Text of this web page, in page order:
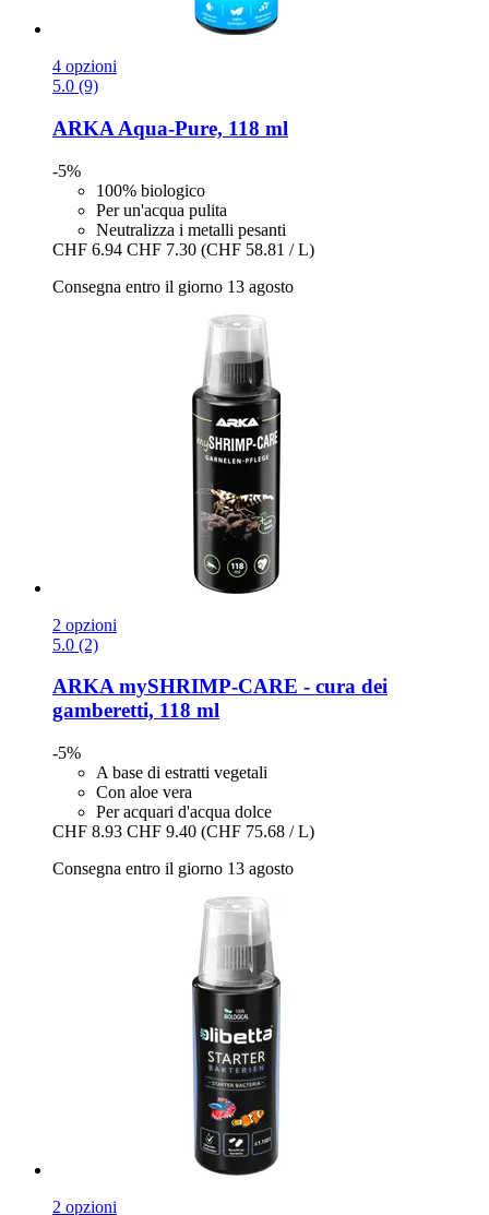
4 opzioni
5.0 (9)
ARKA Aqua-​Pure, 118 ml
-5%
100% biologico
Per un'acqua pulita
Neutralizza i metalli pesanti
CHF 6.94 CHF 7.30 (CHF 58.81 / L)
Consegna entro il giorno 13 agosto
2 opzioni
5.0 (2)
ARKAmySHRIMP-​CARE -​ cura dei
gamberetti, 118 ml
-5%
A base di estratti vegetali
Con aloe vera
Per acquari d'acqua dolce
CHF 8.93 CHF 9.40 (CHF 75.68 / L)
Consegna entro il giorno 13 agosto
2 opzioni